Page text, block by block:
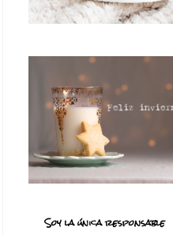
Soy la única responsable